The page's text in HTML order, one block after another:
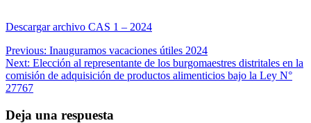
Descargar archivo CAS 1 – 2024
Navegación
de
entradas
Previous: Inauguramos vacaciones útiles 2024
Next: Elección al representante de los burgomaestres distritales en la
comisión de adquisición de productos alimenticios bajo la Ley N°
27767
Deja una respuesta